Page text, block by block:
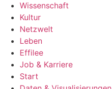
Wissenschaft
Kultur
Netzwelt
Leben
Effilee
Job & Karriere
Start